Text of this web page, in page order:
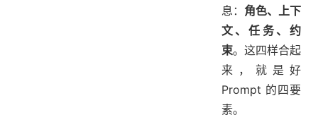
息： 角色、上下
文、任务、约
束。这四样合起
来，就是好
Prompt 的四要
素。